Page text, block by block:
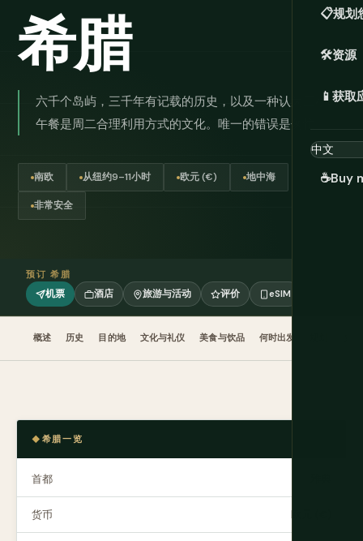
📋规划
🛠️资源
📱 获取
☕Buy
希腊
六千个岛屿，三千年有记载的历史，以及一种认为三小时
午餐是周二合理利用方式的文化。唯一的错误是匆忙。
南欧 从纽约9–11小时 欧元 (€) 地中海
非常安全
预订 希腊
机票 酒店 旅游与活动 评价 eSIM
概述 历史 目的地 文化与礼仪 美食与饮品 何时出发
希腊一览
首都
货币 欧元 (€)